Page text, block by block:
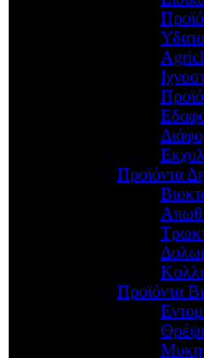
Προϊόντα
Προϊόντα